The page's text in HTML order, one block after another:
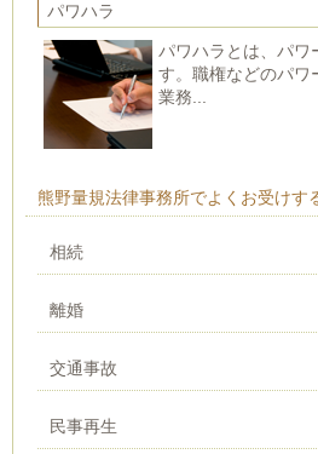
パワハラ
パワハラとは、パワ
す。職権などのパワ
業務...
熊野量規法律事務所でよくお受けす
相続
離婚
交通事故
民事再生